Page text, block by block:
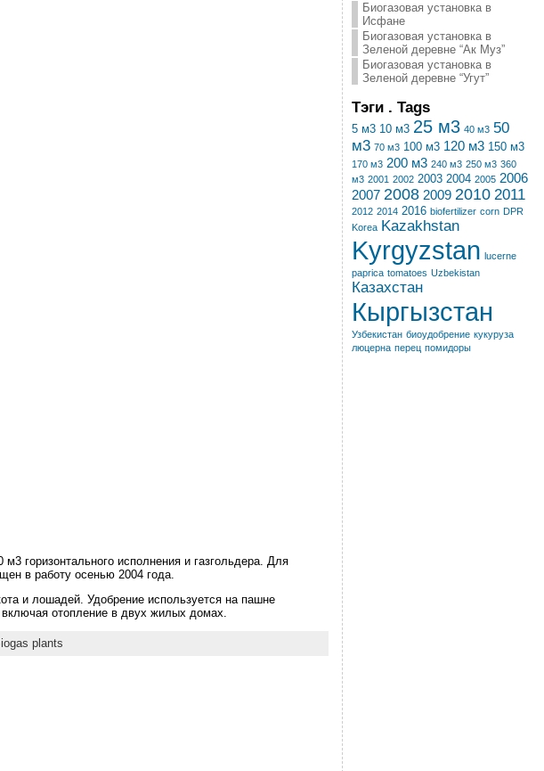
горизонтального исполнения и газгольдера. Для
в работу осенью 2004 года.
и лошадей. Удобрение используется на пашне
отопление в двух жилых домах.
plants
Биогазовая установка в
Исфане
Биогазовая установка в
Зеленой деревне “Ак Муз”
Биогазовая установка в
Зеленой деревне “Угут”
Тэги . Tags
5 м3 10 м3 25 м3 40 м3 50
м3 70 м3 100 м3 120 м3 150 м3
170 м3 200 м3 240 м3 250 м3 360
м3 2001 2002 2003 2004 2005 2006
2007 2008 2009 2010 2011
2012 2014 2016 biofertilizer corn DPR
Korea Kazakhstan
Kyrgyzstan lucerne
paprica tomatoes Uzbekistan
Казахстан
Кыргызстан
Узбекистан биоудобрение кукуруза
люцерна перец помидоры